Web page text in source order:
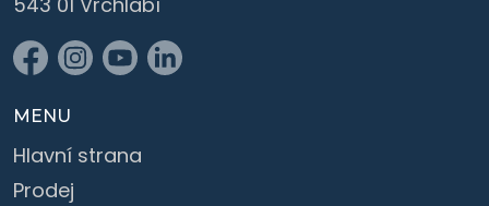
MENU
Hlavní strana
Prodej